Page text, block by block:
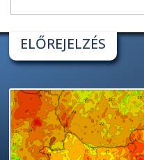
ELŐREJELZÉS